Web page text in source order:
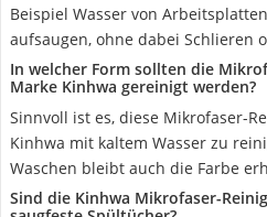
Beispiel Wasser von
aufsaugen, ohne dabei Schlieren
In welcher Form sollten die
Marke Kinhwa gereinigt werden?
Sinnvoll ist es, diese Mikrofaser-
Kinhwa mit kaltem Wasser zu
Waschen bleibt auch die Farbe
Sind die Kinhwa Mikrofaser-